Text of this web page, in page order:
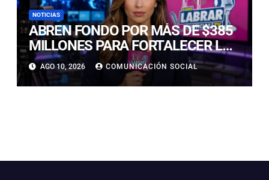
NOTICIAS
ABREN FONDO POR MÁS DE $385
MILLONES PARA FORTALECER LA
PESCA ARTESANAL EN ATACAMA
AGO 10, 2026 COMUNICACIÓN SOCIAL